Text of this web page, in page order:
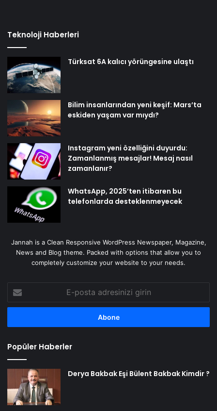
Teknoloji Haberleri
Türksat 6A kalıcı yörüngesine ulaştı
Bilim insanlarından yeni keşif: Mars’ta
eskiden yaşam var mıydı?
Instagram yeni özelliğini duyurdu:
Zamanlanmış mesajlar! Mesaj nasıl
zamanlanır?
WhatsApp, 2025’ten itibaren bu
telefonlarda desteklenmeyecek
Jannah is a Clean Responsive WordPress Newspaper, Magazine,
News and Blog theme. Packed with options that allow you to
completely customize your website to your needs.
posta
adresinizi
Popüler Haberler
Derya Bakbak Eşi Bülent Bakbak Kimdir ?